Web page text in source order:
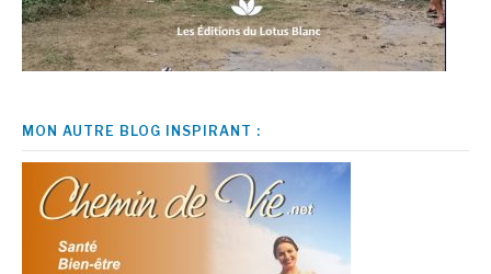
MON AUTRE BLOG INSPIRANT :